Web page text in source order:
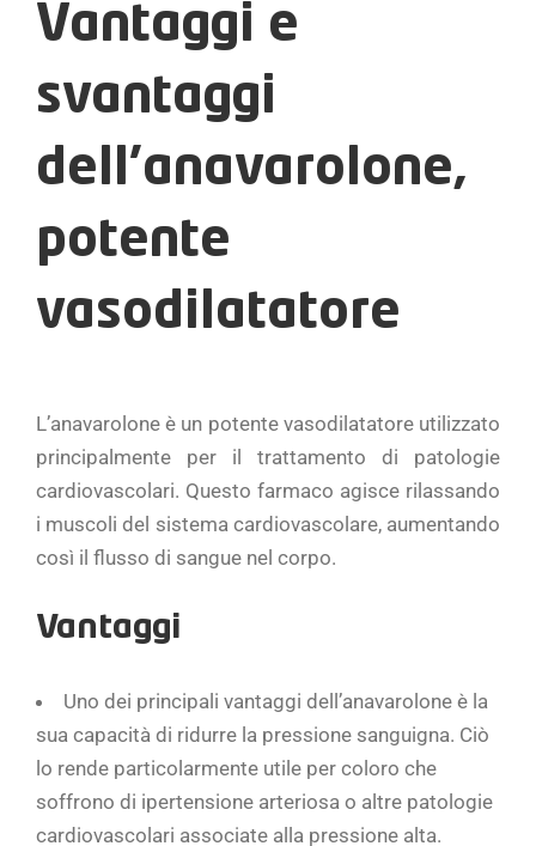
Vantaggi e
svantaggi
dell’anavarolone,
potente
vasodilatatore
L’anavarolone è un potente vasodilatatore utilizzato
principalmente per il trattamento di patologie
cardiovascolari. Questo farmaco agisce rilassando
i muscoli del sistema cardiovascolare, aumentando
così il flusso di sangue nel corpo.
Vantaggi
Uno dei principali vantaggi dell’anavarolone è la
sua capacità di ridurre la pressione sanguigna. Ciò
lo rende particolarmente utile per coloro che
soffrono di ipertensione arteriosa o altre patologie
cardiovascolari associate alla pressione alta.